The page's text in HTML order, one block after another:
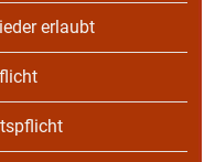
erlaubt